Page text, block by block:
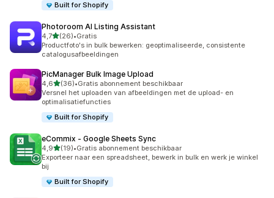
Built for Shopify
Photoroom AI Listing Assistant
4,7van 5 sterren
(26)
26 recensies in totaal
•Gratis
Productfoto's in bulk bewerken: geoptimaliseerde, consistente
catalogusafbeeldingen
PicManager Bulk Image Upload
4,6van 5 sterren
(36)
36 recensies in totaal
•Gratis abonnement beschikbaar
Versnel het uploaden van afbeeldingen met de upload- en
optimalisatiefuncties
Built for Shopify
eCommix ‑ Google Sheets Sync
4,9van 5 sterren
(19)
19 recensies in totaal
•Gratis abonnement beschikbaar
Exporteer naar een spreadsheet, bewerk in bulk en werk je winkel
bij
Built for Shopify